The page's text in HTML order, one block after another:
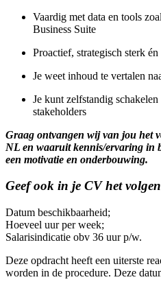
Vaardig met data en tools
Business Suite
Proactief, strategisch sterk
Je weet inhoud te vertalen
Je kunt zelfstandig
stakeholders
Graag ontvangen wij van jou het
NL en waaruit kennis/ervaring in
een motivatie en onderbouwing.
Geef ook in je CV het
Datum beschikbaarheid;
Hoeveel uur per week;
Salarisindicatie obv 36 uur p/w.
Deze opdracht heeft een uiterste
worden in de procedure. Deze